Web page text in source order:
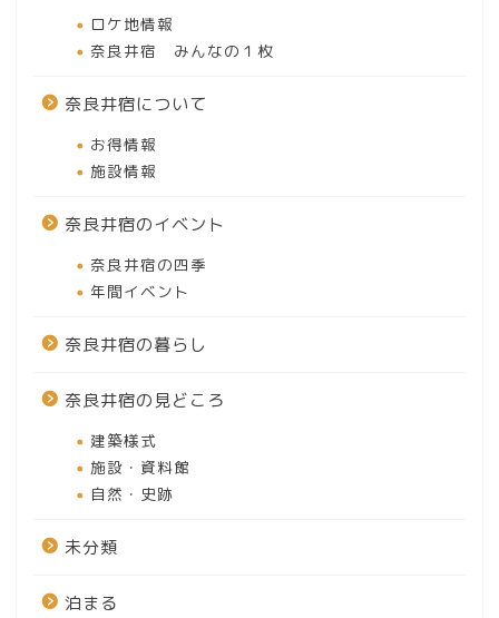
ロケ地情報
奈良井宿 みんなの１枚
奈良井宿について
お得情報
施設情報
奈良井宿のイベント
奈良井宿の四季
年間イベント
奈良井宿の暮らし
奈良井宿の見どころ
建築様式
施設・資料館
自然・史跡
未分類
泊まる